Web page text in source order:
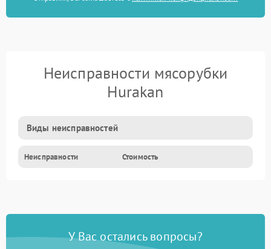
Неисправности мясорубки
Hurakan
Виды неисправностей
Неисправности Стоимость
У Вас остались вопросы?